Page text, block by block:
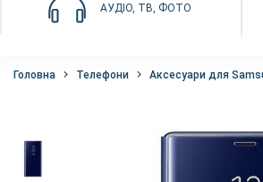
АУДІО, ТВ, ФОТО
Головна Телефони Аксесуари для